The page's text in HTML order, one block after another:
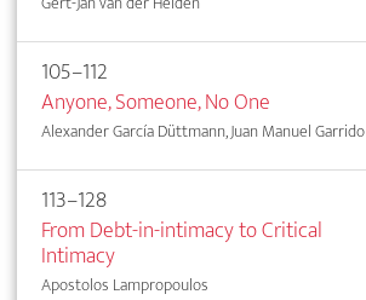
105–112
Anyone, Someone, No One
Alexander García Düttmann, Juan Manuel Garrido
113–128
From Debt-in-intimacy to Critical
Intimacy
Apostolos Lampropoulos